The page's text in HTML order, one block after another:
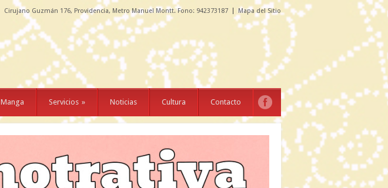
Cirujano Guzmán 176, Providencia, Metro Manuel Montt. Fono: 942373187 Mapa del Sitio
Manga Servicios » Noticias Cultura Contacto